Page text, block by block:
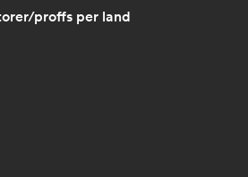
proffs per land